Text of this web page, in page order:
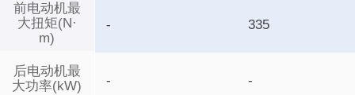
前电动机最
大扭矩(N·
m)
后电动机最
大功率(kW)
- 335
- -